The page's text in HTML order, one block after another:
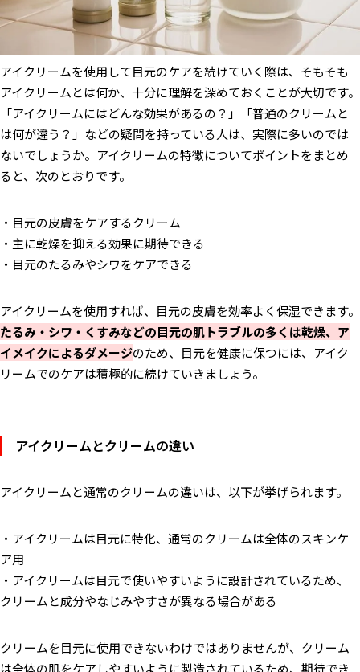
アイクリームを使用して目元のケアを続けていく際は、そもそも
アイクリームとは何か、十分に理解を深めておくことが大切です。
「アイクリームにはどんな効果があるの？」「普通のクリームと
は何が違う？」などの疑問を持っている人は、実際に多いのでは
ないでしょうか。アイクリームの特徴についてポイントをまとめ
ると、次のとおりです。
・目元の皮膚をケアするクリーム
・主に乾燥を抑える効果に期待できる
・目元のたるみやシワをケアできる
アイクリームを使用すれば、目元の皮膚を効率よく保湿できます。
たるみ・シワ・くすみなどの目元の肌トラブルの多くは乾燥、ア
イメイクによるダメージのため、目元を健康に保つには、アイク
リームでのケアは積極的に続けていきましょう。
アイクリームとクリームの違い
アイクリームと通常のクリームの違いは、以下が挙げられます。
・アイクリームは目元に特化、通常のクリームは全体のスキンケ
ア用
・アイクリームは目元で使いやすいように設計されているため、
クリームと成分やなじみやすさが異なる場合がある
クリームを目元に使用できないわけではありませんが、クリーム
は全体の肌をケアしやすいように製造されているため、期待でき